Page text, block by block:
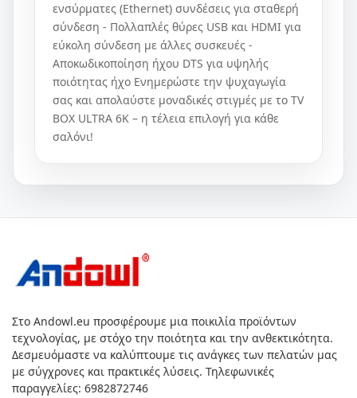
ενσύρματες (Ethernet) συνδέσεις για σταθερή
σύνδεση - Πολλαπλές θύρες USB και HDMI για
εύκολη σύνδεση με άλλες συσκευές -
Αποκωδικοποίηση ήχου DTS για υψηλής
ποιότητας ήχο Ενημερώστε την ψυχαγωγία
σας και απολαύστε μοναδικές στιγμές με το TV
BOX ULTRA 6K – η τέλεια επιλογή για κάθε
σαλόνι!
Στο Andowl.eu προσφέρουμε μια ποικιλία προϊόντων
τεχνολογίας, με στόχο την ποιότητα και την ανθεκτικότητα.
Δεσμευόμαστε να καλύπτουμε τις ανάγκες των πελατών μας
με σύγχρονες και πρακτικές λύσεις. Τηλεφωνικές
παραγγελίες: 6982872746